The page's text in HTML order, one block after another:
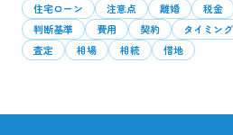
住宅ローン 注意点 離婚 税金
判断基準
費用 契約 タイミング
査定
相場 相続 借地